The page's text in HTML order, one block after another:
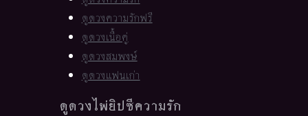
ดูดวงความรักฟรี
ดูดวงเนื้อคู่
ดูดวงสมพงษ์
ดูดวงแฟนเก่า
ดูดวงไพ่ยิปซีความรัก